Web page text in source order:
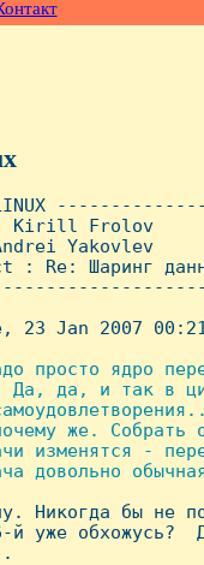
: Kirill Frolov
Yakovlev
: Re: Шаринг
23 Jan 2007
просто ядро
Да, да, и так в
же. Собрать
изменятся -
довольно
Hикогда бы не
й уже обхожусь?